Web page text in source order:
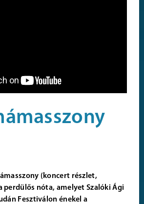
(koncert részlet,
perdülős nóta, amelyet Szalóki Ági
Fesztiválon énekel a